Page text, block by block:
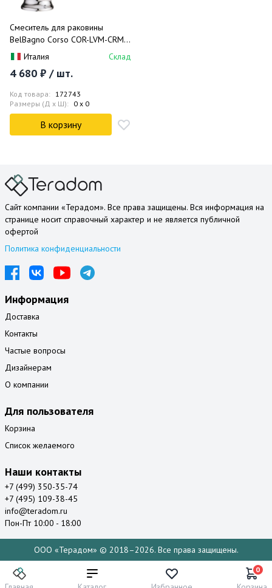
Смеситель для раковины
BelBagno Corso COR-LVM-CRM
(хром)Италия Склад
4 680 ₽ / шт.
Код товара: 172743
Размеры (Д x Ш): 0 x 0
В корзину
Сайт компании «Терадом». Все права защищены. Вся информация на
странице носит справочный характер и не является публичной
офертой
Политика конфиденциальности
Информация
Доставка
Контакты
Частые вопросы
Дизайнерам
О компании
Для пользователя
Корзина
Список желаемого
Наши контакты
+7 (499) 350-35-74
+7 (495) 109-38-45
info@teradom.ru
Пон-Пт 10:00 - 18:00
ООО «Терадом» © 2018–2026. Все права защищены.
0